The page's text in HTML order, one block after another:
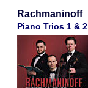
Rachmaninoff
Piano Trios 1 &